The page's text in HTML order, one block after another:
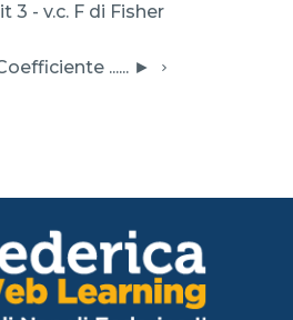
3 - v.c. F di Fisher
...... ►